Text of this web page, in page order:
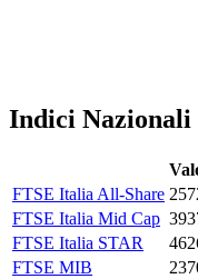
Indici Nazionali
FTSE Italia All-Share
FTSE Italia Mid Cap
FTSE Italia STAR
FTSE MIB